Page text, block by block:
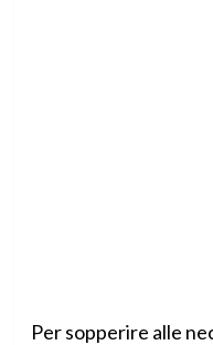
Per sopperire alle